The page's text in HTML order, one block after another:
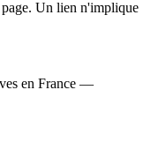
page. Un lien n'implique
en France —